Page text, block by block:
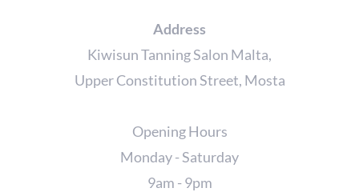
Address
Kiwisun Tanning Salon Malta,
Upper Constitution Street, Mosta
Opening Hours
Monday - Saturday
9am - 9pm